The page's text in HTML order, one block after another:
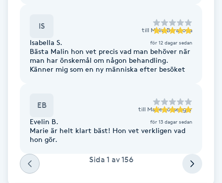
Hudföryngring
Huduppstramning
Hyaluronsyra
Hyperhidros
Hypnos
IS till Malin Barahona
Isabella S. för 12 dagar sedan
Bästa Malin hon vet precis vad man behöver när
man har önskemål om någon behandling.
Känner mig som en ny människa efter besöket
EB till Marie Lövsenger
Evelin B. för 13 dagar sedan
Marie är helt klart bäst! Hon vet verkligen vad
hon gör.
Sida 1 av156